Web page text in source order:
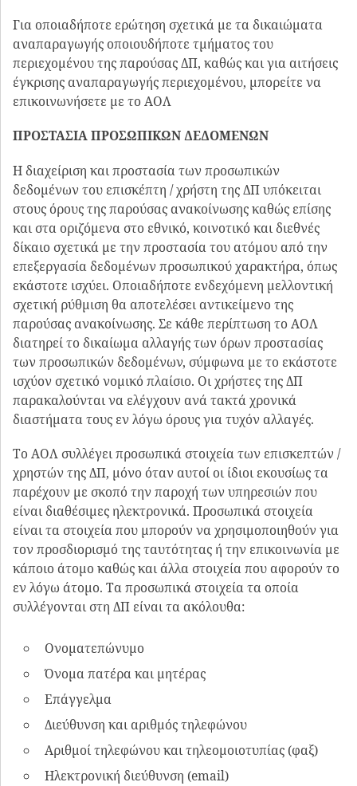
Για οποιαδήποτε ερώτηση σχετικά με τα δικαιώματα
αναπαραγωγής οποιουδήποτε τμήματος του
περιεχομένου της παρούσας ΔΠ, καθώς και για αιτήσεις
έγκρισης αναπαραγωγής περιεχομένου, μπορείτε να
επικοινωνήσετε με το ΑΟΛ
ΠΡΟΣΤΑΣΙΑ ΠΡΟΣΩΠΙΚΩΝ ΔΕΔΟΜΕΝΩΝ
Η διαχείριση και προστασία των προσωπικών
δεδομένων του επισκέπτη / χρήστη της ΔΠ υπόκειται
στους όρους της παρούσας ανακοίνωσης καθώς επίσης
και στα οριζόμενα στο εθνικό, κοινοτικό και διεθνές
δίκαιο σχετικά με την προστασία του ατόμου από την
επεξεργασία δεδομένων προσωπικού χαρακτήρα, όπως
εκάστοτε ισχύει. Οποιαδήποτε ενδεχόμενη μελλοντική
σχετική ρύθμιση θα αποτελέσει αντικείμενο της
παρούσας ανακοίνωσης. Σε κάθε περίπτωση το ΑΟΛ
διατηρεί το δικαίωμα αλλαγής των όρων προστασίας
των προσωπικών δεδομένων, σύμφωνα με το εκάστοτε
ισχύον σχετικό νομικό πλαίσιο. Οι χρήστες της ΔΠ
παρακαλούνται να ελέγχουν ανά τακτά χρονικά
διαστήματα τους εν λόγω όρους για τυχόν αλλαγές.
Το ΑΟΛ συλλέγει προσωπικά στοιχεία των επισκεπτών /
χρηστών της ΔΠ, μόνο όταν αυτοί οι ίδιοι εκουσίως τα
παρέχουν με σκοπό την παροχή των υπηρεσιών που
είναι διαθέσιμες ηλεκτρονικά. Προσωπικά στοιχεία
είναι τα στοιχεία που μπορούν να χρησιμοποιηθούν για
τον προσδιορισμό της ταυτότητας ή την επικοινωνία με
κάποιο άτομο καθώς και άλλα στοιχεία που αφορούν το
εν λόγω άτομο. Τα προσωπικά στοιχεία τα οποία
συλλέγονται στη ΔΠ είναι τα ακόλουθα:
Ονοματεπώνυμο
Όνομα πατέρα και μητέρας
Επάγγελμα
Διεύθυνση και αριθμός τηλεφώνου
Αριθμοί τηλεφώνου και τηλεομοιοτυπίας (φαξ)
Ηλεκτρονική διεύθυνση (email)